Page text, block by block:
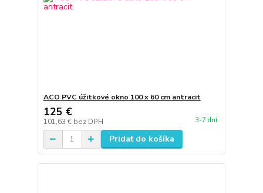
ACO PVC úžitkové okno 100 x 60 cm antracit
125 €
101,63 € bez DPH 3-7 dní
Pridať do košíka